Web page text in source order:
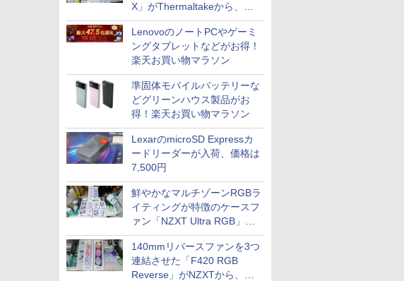
X」がThermaltakeから、カ
ラーは2色
LenovoのノートPCやゲーミ
ングタブレットなどがお得！
楽天お買い物マラソン
準固体モバイルバッテリーな
どグリーンハウス製品がお
得！楽天お買い物マラソン
LexarのmicroSD Expressカ
ードリーダーが入荷、価格は
7,500円
鮮やかなマルチゾーンRGBラ
イティングが特徴のケースフ
ァン「NZXT Ultra RGB」が
発売、計8製品
140mmリバースファンを3つ
連結させた「F420 RGB
Reverse」がNZXTから、単